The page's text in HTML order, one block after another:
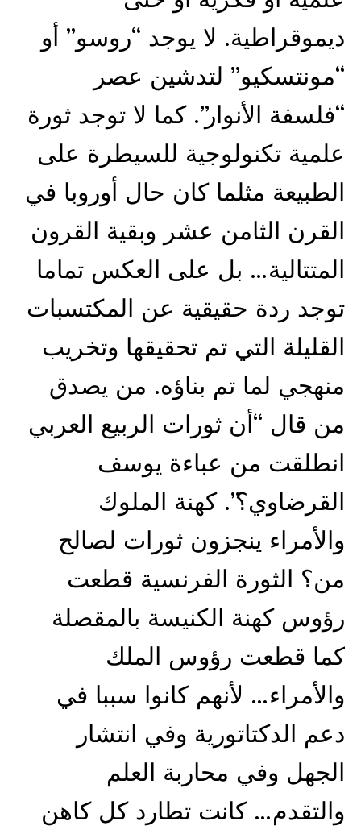
ديموقراطية. لا يوجد “روسو” أو
“مونتسكيو” لتدشين عصر
“فلسفة الأنوار”. كما لا توجد ثورة
علمية تكنولوجية للسيطرة على
الطبيعة مثلما كان حال أوروبا في
القرن الثامن عشر وبقية القرون
المتتالية… بل على العكس تماما
توجد ردة حقيقية عن المكتسبات
القليلة التي تم تحقيقها وتخريب
منهجي لما تم بناؤه. من يصدق
من قال “أن ثورات الربيع العربي
انطلقت من عباءة يوسف
القرضاوي؟”. كهنة الملوك
والأمراء ينجزون ثورات لصالح
من؟ الثورة الفرنسية قطعت
رؤوس كهنة الكنيسة بالمقصلة
كما قطعت رؤوس الملك
والأمراء… لأنهم كانوا سببا في
دعم الدكتاتورية وفي انتشار
الجهل وفي محاربة العلم
والتقدم… كانت تطارد كل كاهن